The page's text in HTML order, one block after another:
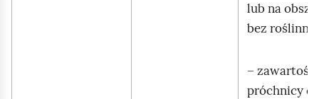
lub na
bez
– zawartość
próchnicy